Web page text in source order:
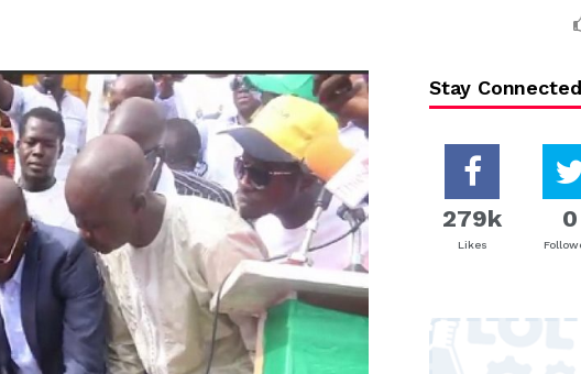
Stay Connected
279k
Likes
0